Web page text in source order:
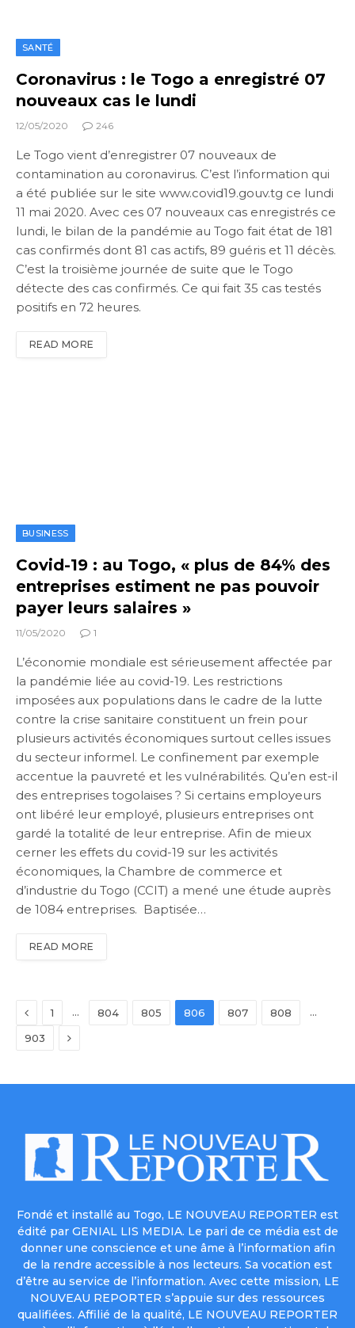
SANTÉ
Coronavirus : le Togo a enregistré 07
nouveaux cas le lundi
12/05/2020 246
Le Togo vient d’enregistrer 07 nouveaux de
contamination au coronavirus. C’est l’information qui
a été publiée sur le site www.covid19.gouv.tg ce lundi
11 mai 2020. Avec ces 07 nouveaux cas enregistrés ce
lundi, le bilan de la pandémie au Togo fait état de 181
cas confirmés dont 81 cas actifs, 89 guéris et 11 décès.
C’est la troisième journée de suite que le Togo
détecte des cas confirmés. Ce qui fait 35 cas testés
positifs en 72 heures.
READ MORE
BUSINESS
Covid-19 : au Togo, « plus de 84% des
entreprises estiment ne pas pouvoir
payer leurs salaires »
11/05/2020 1
L’économie mondiale est sérieusement affectée par
la pandémie liée au covid-19. Les restrictions
imposées aux populations dans le cadre de la lutte
contre la crise sanitaire constituent un frein pour
plusieurs activités économiques surtout celles issues
du secteur informel. Le confinement par exemple
accentue la pauvreté et les vulnérabilités. Qu’en est-il
des entreprises togolaises ? Si certains employeurs
ont libéré leur employé, plusieurs entreprises ont
gardé la totalité de leur entreprise. Afin de mieux
cerner les effets du covid-19 sur les activités
économiques, la Chambre de commerce et
d’industrie du Togo (CCIT) a mené une étude auprès
de 1084 entreprises. Baptisée…
READ MORE
Previous
1 … 804 805 806 807 808 …
903 Next
Fondé et installé au Togo, LE NOUVEAU REPORTER est
édité par GENIAL LIS MEDIA. Le pari de ce média est de
donner une conscience et une âme à l’information afin
de la rendre accessible à nos lecteurs. Sa vocation est
d’être au service de l’information. Avec cette mission, LE
NOUVEAU REPORTER s’appuie sur des ressources
qualifiées. Affilié de la qualité, LE NOUVEAU REPORTER